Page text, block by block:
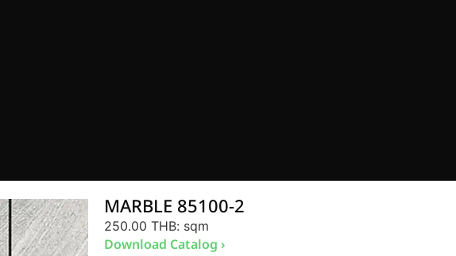
MARBLE 85100-2
250.00 THB: sqm
Download Catalog ›